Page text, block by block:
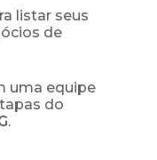
listar seus
de
uma equipe
do
.